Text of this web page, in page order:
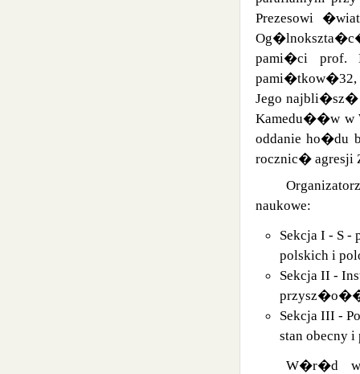
Prezesowi
pami�ci prof.
pami�tkow�32,
Jego najbli�sz�
Kamedu��w w
oddanie ho�du
rocznic� agresji
naukowe:
Sekcja I - S
polskich i
Sekcja II -
Sekcja III -
stan obecny
W�r�d